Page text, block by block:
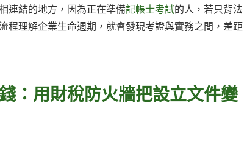
連結的地方，因為正在準備記帳士考試的人，若只背法
程理解企業生命週期，就會發現考證與實務之間，差距
：用財稅防火牆把設立文件變